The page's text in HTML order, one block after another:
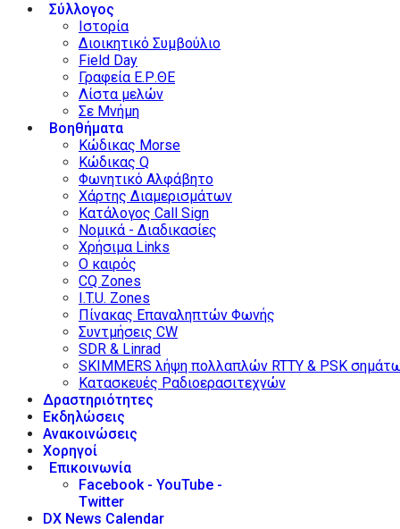
Σύλλογος
Ιστορία
Διοικητικό Συμβούλιο
Field Day
Γραφεία Ε.Ρ.ΘΕ
Λίστα μελών
Σε Μνήμη
Βοηθήματα
Κώδικας Morse
Κώδικας Q
Φωνητικό Αλφάβητο
Χάρτης Διαμερισμάτων
Κατάλογος Call Sign
Νομικά - Διαδικασίες
Χρήσιμα Links
Ο καιρός
CQ Zones
I.T.U. Zones
Πίνακας Επαναληπτών Φωνής
Συντμήσεις CW
SDR & Linrad
SKIMMERS λήψη πολλαπλών RTTY & PSK
Κατασκευές Ραδιοερασιτεχνών
Δραστηριότητες
Εκδηλώσεις
Ανακοινώσεις
Χορηγοί
Επικοινωνία
Facebook - YouTube -
Twitter
DX News Calendar